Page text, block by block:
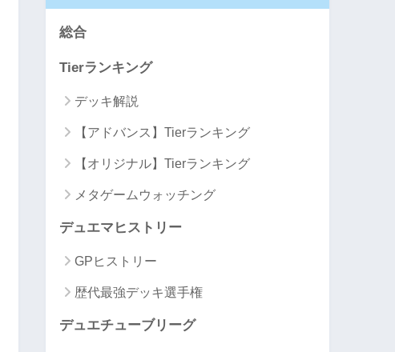
総合
Tierランキング
デッキ解説
【アドバンス】Tierランキング
【オリジナル】Tierランキング
メタゲームウォッチング
デュエマヒストリー
GPヒストリー
歴代最強デッキ選手権
デュエチューブリーグ